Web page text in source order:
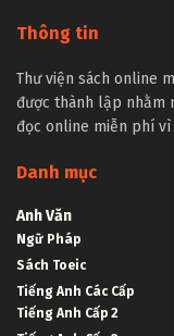
Thông tin
Thư viện sách online
được thành lập nhằm
đọc online miễn phí
Danh mục
Anh Văn
Ngữ Pháp
Sách Toeic
Tiếng Anh Các Cấp
Tiếng Anh Cấp 2